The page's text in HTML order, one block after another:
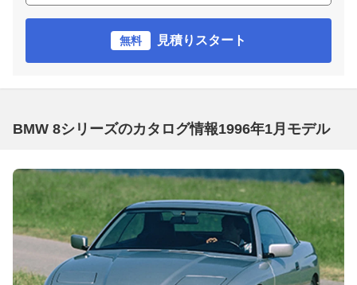
無料 見積りスタート
BMW 8シリーズのカタログ情報1996年1月モデル